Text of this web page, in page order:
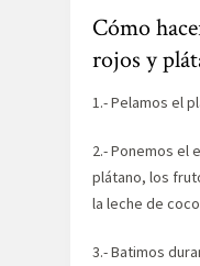
Cómo
rojos y
1.- Pelamos el
2.- Ponemos el
plátano, los
la leche de
3.- Batimos